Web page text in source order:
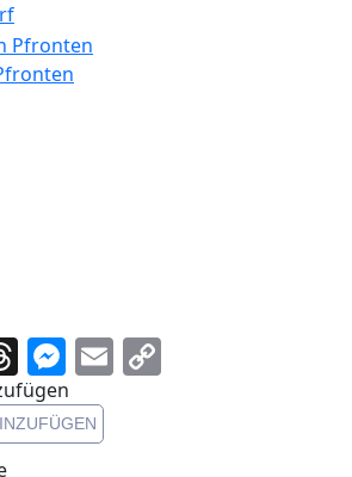
Threads
Messenger
Email